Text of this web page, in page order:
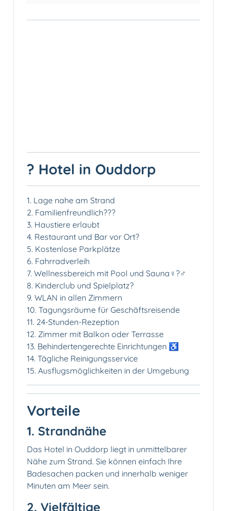
? Hotel in Ouddorp
1. Lage nahe am Strand️
2. Familienfreundlich‍?‍?‍?
3. Haustiere erlaubt
4. Restaurant und Bar vor Ort️?
5. Kostenlose Parkplätze️
6. Fahrradverleih
7. Wellnessbereich mit Pool und Sauna‍♀️?‍♂️
8. Kinderclub und Spielplatz?
9. WLAN in allen Zimmern
10. Tagungsräume für Geschäftsreisende
11. 24-Stunden-Rezeption
12. Zimmer mit Balkon oder Terrasse
13. Behindertengerechte Einrichtungen ♿️
14. Tägliche Reinigungsservice
15. Ausflugsmöglichkeiten in der Umgebung️
Vorteile
1. Strandnähe️
Das Hotel in Ouddorp liegt in unmittelbarer
Nähe zum Strand. Sie können einfach Ihre
Badesachen packen und innerhalb weniger
Minuten am Meer sein.
2. Vielfältige